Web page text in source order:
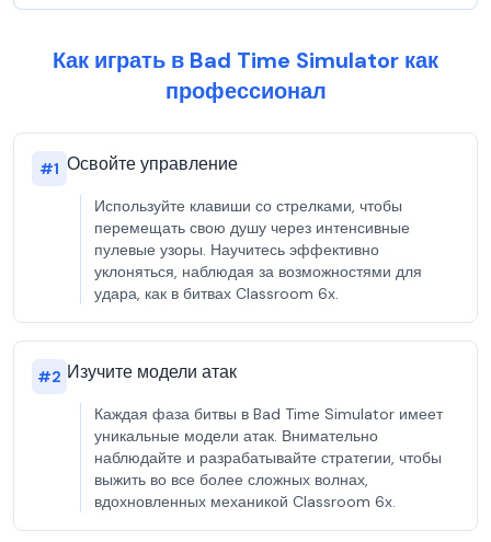
Как играть в Bad Time Simulator как
профессионал
#1 Освойте управление
Используйте клавиши со стрелками, чтобы
перемещать свою душу через интенсивные
пулевые узоры. Научитесь эффективно
уклоняться, наблюдая за возможностями для
удара, как в битвах Classroom 6x.
#2 Изучите модели атак
Каждая фаза битвы в Bad Time Simulator имеет
уникальные модели атак. Внимательно
наблюдайте и разрабатывайте стратегии, чтобы
выжить во все более сложных волнах,
вдохновленных механикой Classroom 6x.